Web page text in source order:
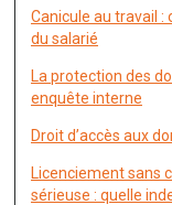
Canicule au travail :
du salarié
La protection des
enquête interne
Droit d’accès aux
Licenciement sans
sérieuse : quelle